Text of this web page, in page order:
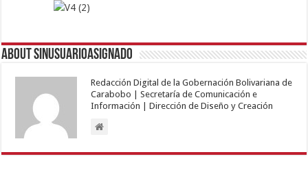
About sinusuarioasignado
Redacción Digital de la Gobernación Bolivariana de
Carabobo | Secretaría de Comunicación e
Información | Dirección de Diseño y Creación